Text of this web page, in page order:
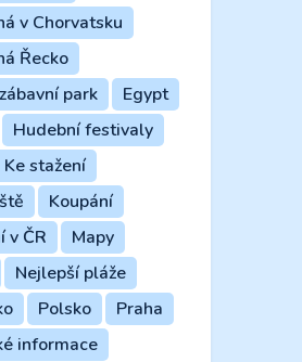
v Chorvatsku
Řecko
park
Egypt
Hudební festivaly
Ke stažení
Koupání
v ČR
Mapy
Nejlepší pláže
Polsko
Praha
informace